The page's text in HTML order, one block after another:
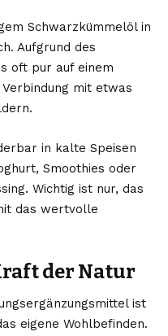
Schwarzkümmelöl in
Aufgrund des
oft pur auf einem
mit etwas
in kalte Speisen
Smoothies oder
Wichtig ist nur, das
das wertvolle
der Natur
ist
eigene Wohlbefinden.